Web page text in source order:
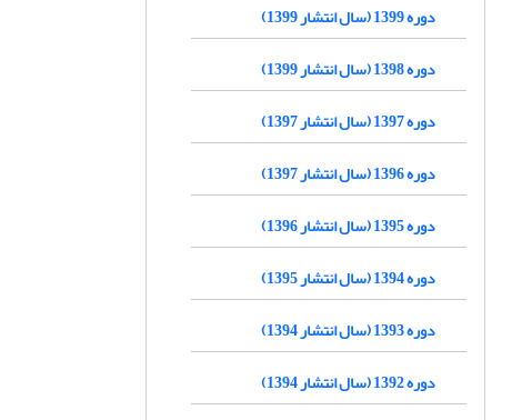
دوره 1399 (سال انتشار 1399)
دوره 1398 (سال انتشار 1399)
دوره 1397 (سال انتشار 1397)
دوره 1396 (سال انتشار 1397)
دوره 1395 (سال انتشار 1396)
دوره 1394 (سال انتشار 1395)
دوره 1393 (سال انتشار 1394)
دوره 1392 (سال انتشار 1394)